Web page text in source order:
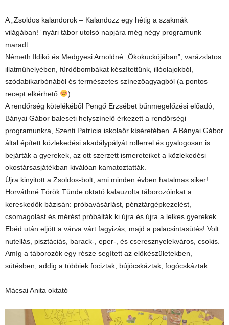
A „Zsoldos kalandorok – Kalandozz egy hétig a szakmák
világában!” nyári tábor utolsó napjára még négy programunk
maradt.
Németh Ildikó és Medgyesi Arnoldné „Ökokuckójában”, varázslatos
illatműhelyében, fürdőbombákat készítettünk, illóolajokból,
szódabikarbónából és természetes színezőagyagból (a pontos
recept elkérhető
).
A rendőrség kötelékéből Pengő Erzsébet bűnmegelőzési előadó,
Bányai Gábor baleseti helyszínelő érkezett a rendőrségi
programunkra, Szenti Patrícia iskolaőr kíséretében. A Bányai Gábor
által épített közlekedési akadálypályát rollerrel és gyalogosan is
bejárták a gyerekek, az ott szerzett ismereteiket a közlekedési
okostársasjátékban kiválóan kamatoztatták.
Újra kinyitott a Zsoldos-bolt, ami minden évben hatalmas siker!
Horváthné Török Tünde oktató kalauzolta táborozóinkat a
kereskedők bázisán: próbavásárlást, pénztárgépkezelést,
csomagolást és mérést próbálták ki újra és újra a lelkes gyerekek.
Ebéd után eljött a várva várt fagyizás, majd a palacsintasütés! Volt
nutellás, pisztáciás, barack-, eper-, és cseresznyelekváros, csokis.
Amíg a táborozók egy része segített az előkészületekben,
sütésben, addig a többiek fociztak, bújócskáztak, fogócskáztak.
Mácsai Anita oktató